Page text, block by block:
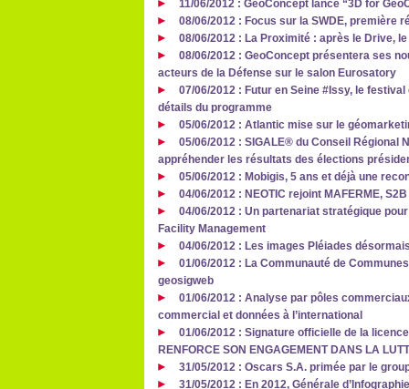
11/06/2012 : GeoConcept lance “3D for
08/06/2012 : Focus sur la SWDE, première
08/06/2012 : La Proximité : après le Drive,
08/06/2012 : GeoConcept présentera ses
acteurs de la Défense sur le salon Eurosatory
07/06/2012 : Futur en Seine #Issy, le
détails du programme
05/06/2012 : Atlantic mise sur le
05/06/2012 : SIGALE® du Conseil Régional
appréhender les résultats des élections
05/06/2012 : Mobigis, 5 ans et déjà une
04/06/2012 : NEOTIC rejoint MAFERME,
04/06/2012 : Un partenariat stratégique
Facility Management
04/06/2012 : Les images Pléiades
01/06/2012 : La Communauté de
geosigweb
01/06/2012 : Analyse par pôles
commercial et données à l’international
01/06/2012 : Signature officielle de la
RENFORCE SON ENGAGEMENT DANS LA
31/05/2012 : Oscars S.A. primée par le
31/05/2012 : En 2012, Générale